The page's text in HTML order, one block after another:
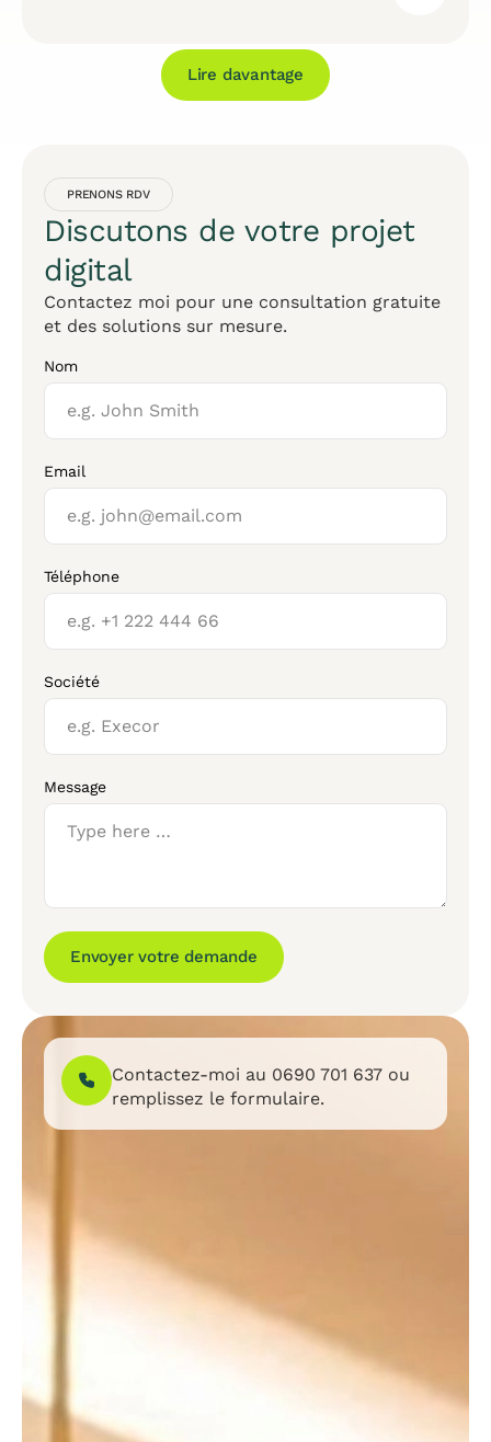
Lire davantage
PRENONS RDV
Discutons de votre projet
digital
Contactez moi pour une consultation gratuite
et des solutions sur mesure.
Nom
Email
Téléphone
Société
Message
Envoyer votre demande
Contactez-moi au 0690 701 637 ou
remplissez le formulaire.